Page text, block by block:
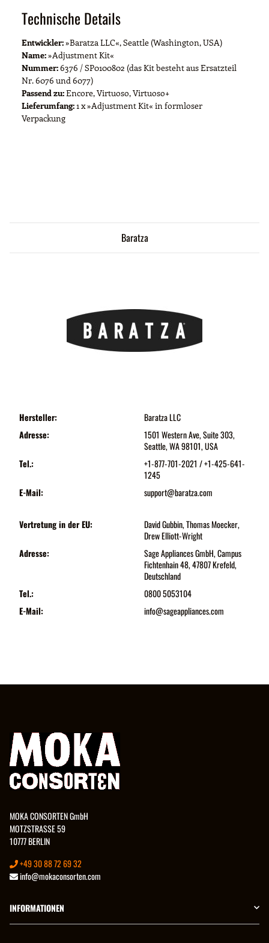
Technische Details
Entwickler:»Baratza LLC«, Seattle (Washington, USA)
Name:»Adjustment Kit«
Nummer:6376 / SP0100802 (das Kit besteht aus Ersatzteil
Nr. 6076 und 6077)
Passend zu:Encore, Virtuoso, Virtuoso+
Lieferumfang:1 x »Adjustment Kit« in formloser
Verpackung
Baratza
Hersteller:
Baratza LLC
Adresse:
1501 Western Ave, Suite 303,
Seattle, WA 98101, USA
Tel.:
+1-877-701-2021 / +1-425-641-
1245
E-Mail:
support@baratza.com
Vertretung in der EU:
David Gubbin, Thomas Moecker,
Drew Elliott-Wright
Adresse:
Sage Appliances GmbH, Campus
Fichtenhain 48, 47807 Krefeld,
Deutschland
Tel.:
0800 5053104
E-Mail:
info@sageappliances.com
MOKA CONSORTEN GmbH
MOTZSTRASSE 59
10777 BERLIN
+49 30 88 72 69 32
info@mokaconsorten.com
INFORMATIONEN